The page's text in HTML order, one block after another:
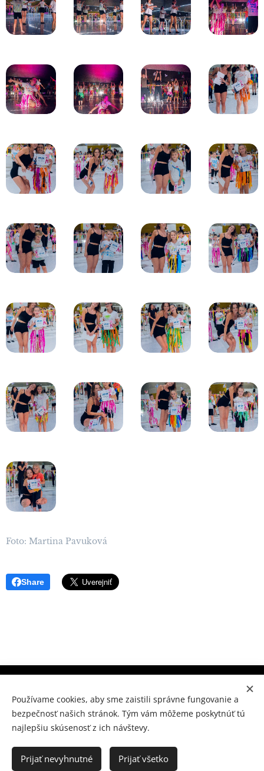
Foto: Martina Pavuková
Share
01
www.skpo.sk
Cookies
Slovenčina
Українська
Používame cookies, aby sme zaistili správne fungovanie a
bezpečnosť našich stránok. Tým vám môžeme poskytnúť tú
najlepšiu skúsenosť z ich návštevy.
Prijať nevyhnutné Prijať všetko